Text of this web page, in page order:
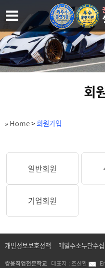
회
» Home>회원가입
일반회원
기업회원
개인정보보호정책 메일주소무단수
쌍용직업전문학교 대표자 :호신환